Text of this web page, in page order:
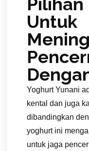
Untuk
Yoghurt Yunani
kental dan juga
dibandingkan
yoghurt ini
untuk jaga